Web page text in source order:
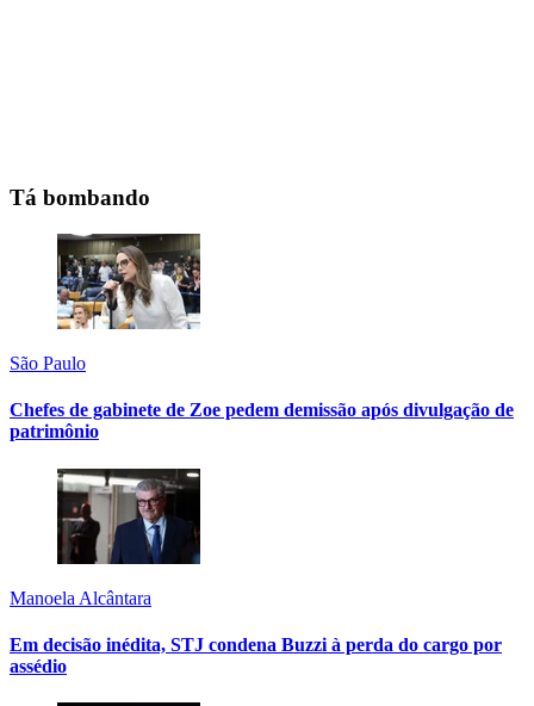
Tá bombando
São Paulo
Chefes de gabinete de Zoe pedem demissão após divulgação de
patrimônio
Manoela Alcântara
Em decisão inédita, STJ condena Buzzi à perda do cargo por
assédio